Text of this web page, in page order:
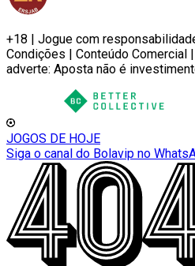
+18 | Jogue com
Condições | Conteúdo Comercial
adverte: Aposta não é
JOGOS DE HOJE
Siga o canal do Bolavip no